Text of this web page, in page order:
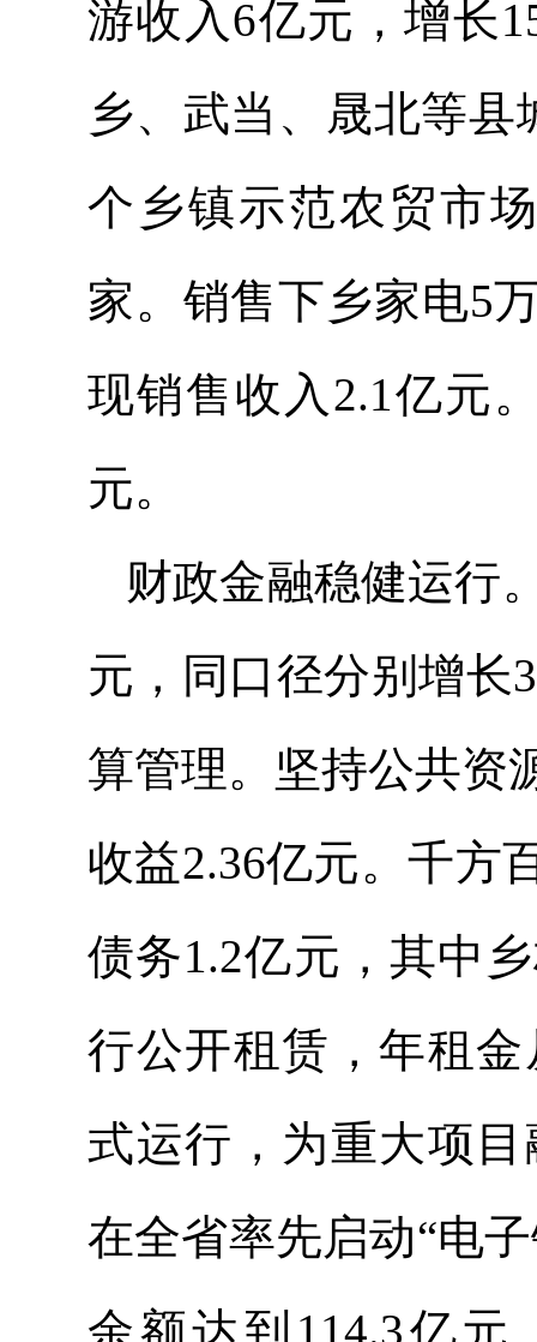
游收入6亿元，增长
乡、武当、晟北等
个乡镇示范农贸市
家。销售下乡家电5
现销售收入2.1亿元
元。
财政金融稳健运行
元，同口径分别增长
算管理。坚持公共资
收益2.36亿元。千方
债务1.2亿元，其中
行公开租赁，年租
式运行，为重大项
在全省率先启动“电
余额达到114.3亿元